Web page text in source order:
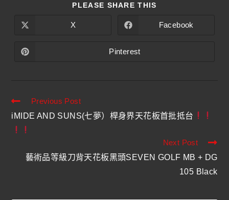
PLEASE SHARE THIS
X Facebook
Pinterest
Previous Post
iMIDE AND SUNS(七夢）桿身界天花板首批抵台
Next Post
藝術品等級刀背天花板黑頭SEVEN GOLF MB + DG
105 Black